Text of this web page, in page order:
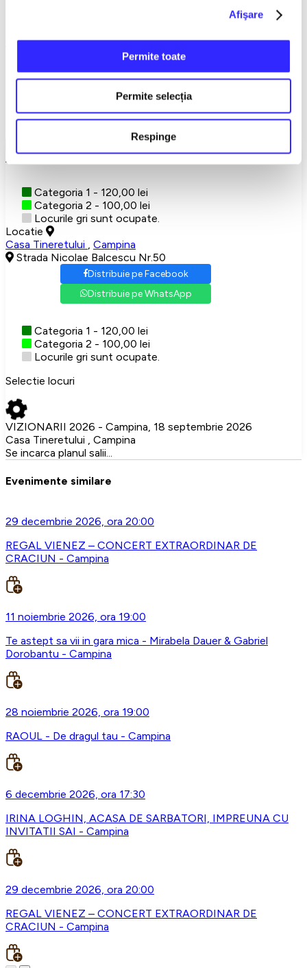
Afişare
Permite toate
Permite selecția
Respinge
CampinaSPECTATOUR
Detalii eveniment
VIZIONARII 2026
<...
Alegeti-va locurile
Categoria 1 - 120,00 lei
Categoria 2 - 100,00 lei
Locurile gri sunt ocupate.
Locatie
Casa Tineretului
Campina
Strada Nicolae Balcescu Nr.50
Distribuie pe Facebook
Distribuie pe WhatsApp
Categoria 1 - 120,00 lei
Categoria 2 - 100,00 lei
Locurile gri sunt ocupate.
Selectie locuri
VIZIONARII 2026 - Campina, 18 septembrie 2026
Casa Tineretului , Campina
Se incarca planul salii...
Evenimente similare
29 decembrie 2026, ora 20:00
REGAL VIENEZ – CONCERT EXTRAORDINAR DE
CRACIUN - Campina
11 noiembrie 2026, ora 19:00
Te astept sa vii in gara mica - Mirabela Dauer & Gabriel
Dorobantu - Campina
28 noiembrie 2026, ora 19:00
RAOUL - De dragul tau - Campina
6 decembrie 2026, ora 17:30
IRINA LOGHIN, ACASA DE SARBATORI, IMPREUNA CU
INVITATII SAI - Campina
29 decembrie 2026, ora 20:00
REGAL VIENEZ – CONCERT EXTRAORDINAR DE
CRACIUN - Campina